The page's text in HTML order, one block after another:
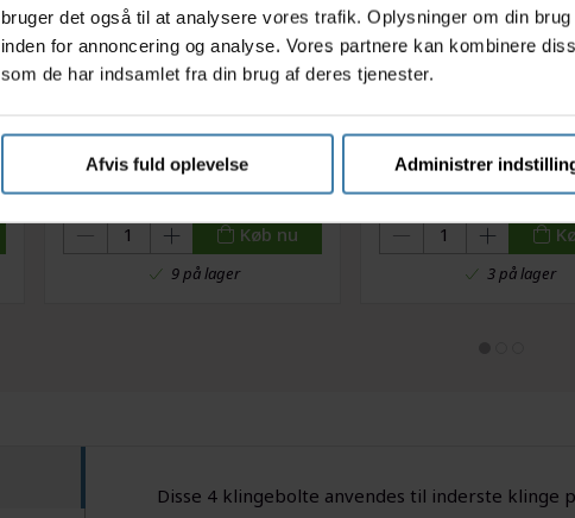
bruger det også til at analysere vores trafik. Oplysninger om din
inden for annoncering og analyse. Vores partnere kan kombinere
som de har indsamlet fra din brug af deres tjenester.
Afvis fuld oplevelse Administrer
Olie Finish Line Value Pack
Premium 3 x120ml
159,00kr.
Køb nu
9 på lager
Muc-Off
Sanitising Hand
39,00kr.
3 på lager
Disse 4 klingebolte anvendes til inderste klinge